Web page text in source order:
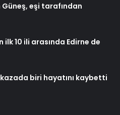
Güneş, eşi tarafından
ilk 10 ili arasında Edirne de
kazada biri hayatını kaybetti